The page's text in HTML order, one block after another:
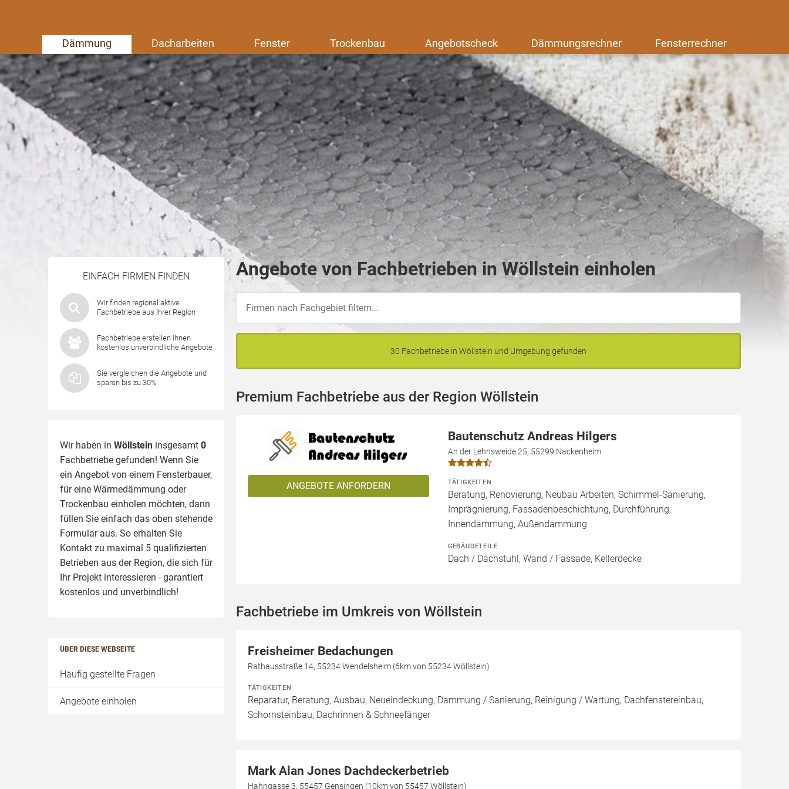
Dämmung Dacharbeiten Fenster Trockenbau Angebotscheck Dämmungsrechner Fensterrechner
EINFACH FIRMEN FINDEN
Wir finden regional aktive
Fachbetriebe aus Ihrer Region
Fachbetriebe erstellen Ihnen
kostenlos unverbindliche Angebote
Sie vergleichen die Angebote und
sparen bis zu 30%
Wir haben in Wöllstein insgesamt 0
Fachbetriebe gefunden! Wenn Sie
ein Angebot von einem Fensterbauer,
für eine Wärmedämmung oder
Trockenbau einholen möchten, dann
füllen Sie einfach das oben stehende
Formular aus. So erhalten Sie
Kontakt zu maximal 5 qualifizierten
Betrieben aus der Region, die sich für
Ihr Projekt interessieren - garantiert
kostenlos und unverbindlich!
ÜBER DIESE WEBSEITE
Häufig gestellte Fragen
Angebote einholen
Angebote von Fachbetrieben in Wöllstein einholen
30 Fachbetriebe in Wöllstein und Umgebung gefunden
Premium Fachbetriebe aus der Region Wöllstein
ANGEBOTE ANFORDERN
Bautenschutz Andreas Hilgers
An der Lehnsweide 25, 55299 Nackenheim
TÄTIGKEITEN
Beratung, Renovierung, Neubau Arbeiten, Schimmel-Sanierung,
Imprägnierung, Fassadenbeschichtung, Durchführung,
Innendämmung, Außendämmung
GEBÄUDETEILE
Dach / Dachstuhl, Wand / Fassade, Kellerdecke
Fachbetriebe im Umkreis von Wöllstein
Freisheimer Bedachungen
Rathausstraße 14, 55234 Wendelsheim (6km von 55234 Wöllstein)
TÄTIGKEITEN
Reparatur, Beratung, Ausbau, Neueindeckung, Dämmung / Sanierung, Reinigung / Wartung, Dachfenstereinbau,
Schornsteinbau, Dachrinnen & Schneefänger
Mark Alan Jones Dachdeckerbetrieb
Hahngasse 3, 55457 Gensingen (10km von 55457 Wöllstein)